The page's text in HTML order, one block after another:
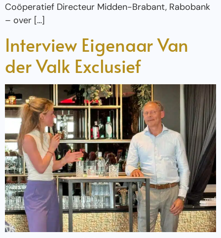
Coöperatief Directeur Midden-Brabant, Rabobank
– over […]
Interview Eigenaar Van
der Valk Exclusief